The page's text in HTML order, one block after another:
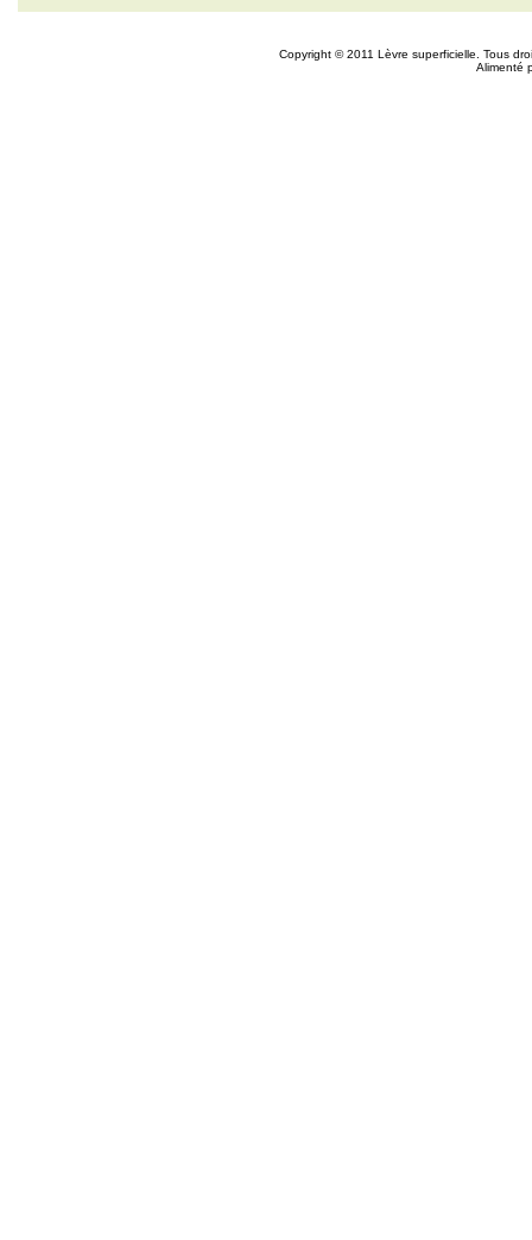
Copyright © 2011 Lèvre superficielle. Tous
Alimenté